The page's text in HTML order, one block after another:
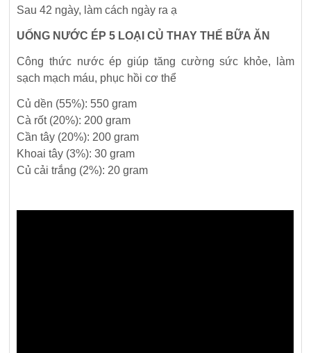
Sau 42 ngày, làm cách ngày ra ạ
UỐNG NƯỚC ÉP 5 LOẠI CỦ THAY THẾ BỮA ĂN
Công thức nước ép giúp tăng cường sức khỏe, làm
sạch mạch máu, phục hồi cơ thể
Củ dền (55%): 550 gram
Cà rốt (20%): 200 gram
Cần tây (20%): 200 gram
Khoai tây (3%): 30 gram
Củ cải trắng (2%): 20 gram